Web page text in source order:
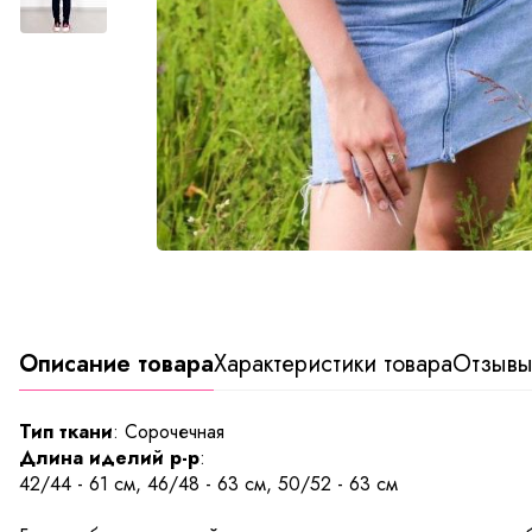
Описание товараХарактеристики товараОтзывы
Тип ткани: Сорочечная
Длина иделий р-р:
42/44 - 61 см, 46/48 - 63 см, 50/52 - 63 см